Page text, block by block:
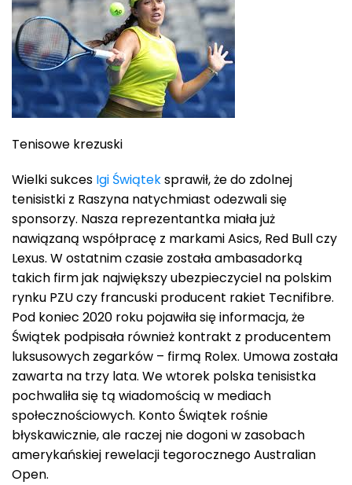
Tenisowe krezuski
Wielki sukces Igi Świąteksprawił, że do zdolnej
tenisistki z Raszyna natychmiast odezwali się
sponsorzy. Nasza reprezentantka miała już
nawiązaną współpracę z markami Asics, Red Bull czy
Lexus. W ostatnim czasie została ambasadorką
takich firm jak największy ubezpieczyciel na polskim
rynku PZU czy francuski producent rakiet Tecnifibre.
Pod koniec 2020 roku pojawiła się informacja, że
Świątek podpisała również kontrakt z producentem
luksusowych zegarków – firmą Rolex. Umowa została
zawarta na trzy lata. We wtorek polska tenisistka
pochwaliła się tą wiadomością w mediach
społecznościowych. Konto Świątek rośnie
błyskawicznie, ale raczej nie dogoni w zasobach
amerykańskiej rewelacji tegorocznego Australian
Open.